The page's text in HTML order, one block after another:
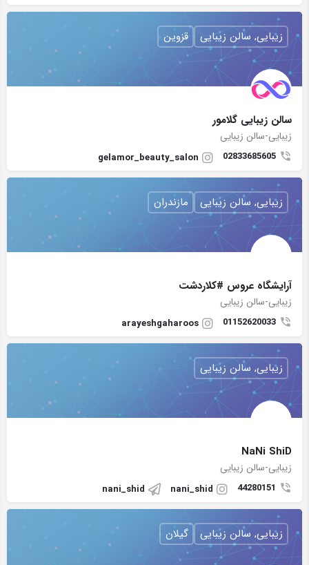
سالن زیبایی گلامور
زیبایی-سالن زیبایی
02833685605
gelamor_beauty_salon
زیبایی, سالن زیبایی قزوین
آرایشگاه عروس #کلاردشت
زیبایی-سالن زیبایی
01152620033
arayeshgaharoos
زیبایی, سالن زیبایی مازندران
NaNi ShiD
زیبایی-سالن زیبایی
44280151
nani_shid
nani_shid
زیبایی, سالن زیبایی
زیبایی, سالن زیبایی گیلان